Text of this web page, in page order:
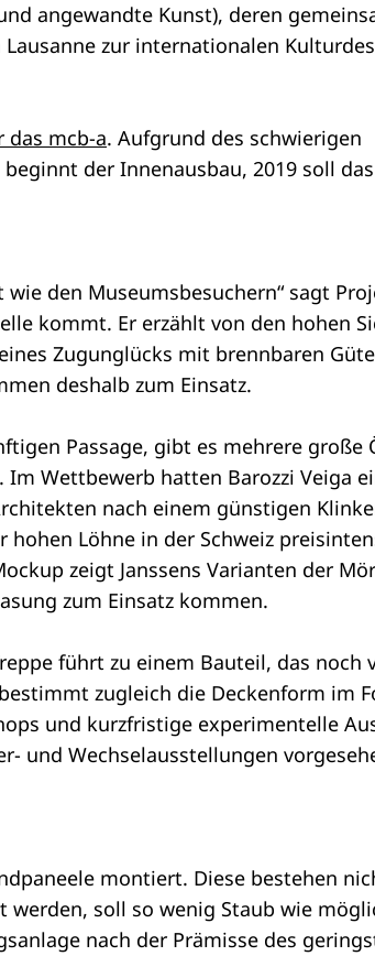
angewandte Kunst), deren
Lausanne zur internationalen
das mcb-a. Aufgrund des schwierigen
der Innenausbau, 2019 soll
den Museumsbesuchern“ sagt
kommt. Er erzählt von den hohen
Zugunglücks mit brennbaren
deshalb zum Einsatz.
Passage, gibt es mehrere große
Wettbewerb hatten Barozzi Veiga
nach einem günstigen
Löhne in der Schweiz
zeigt Janssens Varianten der
zum Einsatz kommen.
führt zu einem Bauteil, das noch
zugleich die Deckenform im
und kurzfristige experimentelle
und Wechselausstellungen
montiert. Diese bestehen
soll so wenig Staub wie
nach der Prämisse des